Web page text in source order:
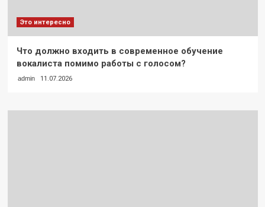
Это интересно
Что должно входить в современное обучение
вокалиста помимо работы с голосом?
admin 11.07.2026